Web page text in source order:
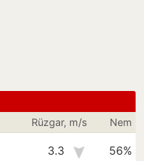
Rüzgar, m/s Nem
3.3 56%